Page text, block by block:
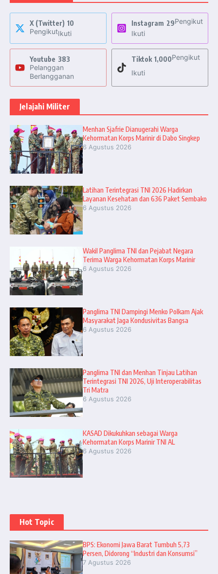
X (Twitter) 10
PengikutIkuti
Instagram 29Pengikut
Ikuti
Youtube 383
Pelanggan
Berlangganan
Tiktok 1,000Pengikut
Ikuti
Jelajahi Militer
Menhan Sjafrie Dianugerahi Warga
Kehormatan Korps Marinir di Dabo Singkep
6 Agustus 2026
Latihan Terintegrasi TNI 2026 Hadirkan
Layanan Kesehatan dan 636 Paket Sembako
6 Agustus 2026
Wakil Panglima TNI dan Pejabat Negara
Terima Warga Kehormatan Korps Marinir
6 Agustus 2026
Panglima TNI Dampingi Menko Polkam Ajak
Masyarakat Jaga Kondusivitas Bangsa
6 Agustus 2026
Panglima TNI dan Menhan Tinjau Latihan
Terintegrasi TNI 2026, Uji Interoperabilitas
Tri Matra
6 Agustus 2026
KASAD Dikukuhkan sebagai Warga
Kehormatan Korps Marinir TNI AL
6 Agustus 2026
Hot Topic
BPS: Ekonomi Jawa Barat Tumbuh 5,73
Persen, Didorong “Industri dan Konsumsi”
7 Agustus 2026